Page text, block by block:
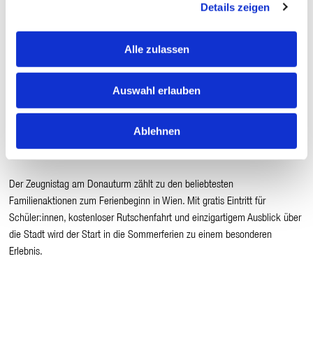
Details zeigen
Alle zulassen
Auswahl erlauben
Ablehnen
ab 09:30 Uhr, keine Tischreservierung möglich, Plätze
ab 11:30 Uhr, Tischreservierung empfohlen
Donauturm Garten / Eis-Greissler:je nach aktuellen
Öffnungszeiten und Wetterlage
Ferienstart in Wien feiern
Der Zeugnistag am Donauturm zählt zu den beliebtesten
Familienaktionen zum Ferienbeginn in Wien. Mit gratis Eintritt für
Schüler:innen, kostenloser Rutschenfahrt und einzigartigem Ausblick über
die Stadt wird der Start in die Sommerferien zu einem besonderen
Erlebnis.